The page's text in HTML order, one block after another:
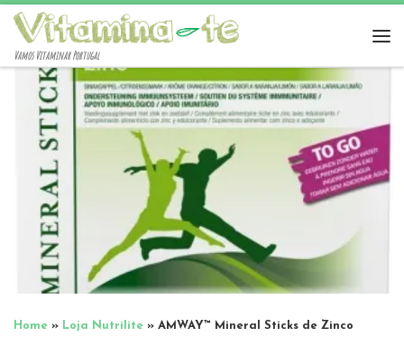
Vamos Vitaminar Portugal
Home » Loja Nutrilite » AMWAY™ Mineral Sticks de Zinco